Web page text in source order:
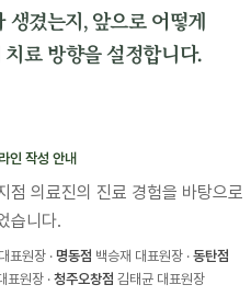
생겼는지, 앞으로 어떻게
료 방향을 설정합니다.
인 작성 안내
점 의료진의 진료 경험을 바탕으로
습니다.
표원장 · 명동점 백승재 대표원장 · 동탄점
표원장 ·청주오창점 김태균 대표원장